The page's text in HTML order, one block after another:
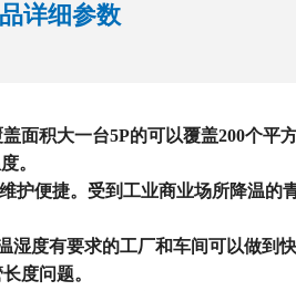
详细参数
面积大一台5P的可以覆盖200个平
。
护便捷。受到工业商业场所降温的
度有要求的工厂和车间可以做到
度问题。